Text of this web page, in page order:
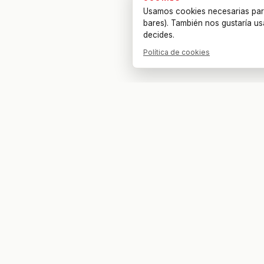
Usamos cookies necesarias
bares). También nos gustaría
decides.
Política de cookies